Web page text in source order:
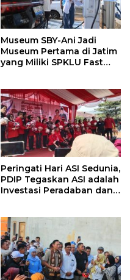
Museum SBY-Ani Jadi
Museum Pertama di Jatim
yang Miliki SPKLU Fast
Peringati Hari ASI Sedunia,
PDIP Tegaskan ASI adalah
Investasi Peradaban dan